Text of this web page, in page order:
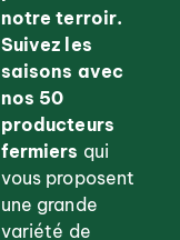
notre terroir.
Suivez les
saisons avec
nos 50
producteurs
fermiers qui
vous proposent
une grande
variété de